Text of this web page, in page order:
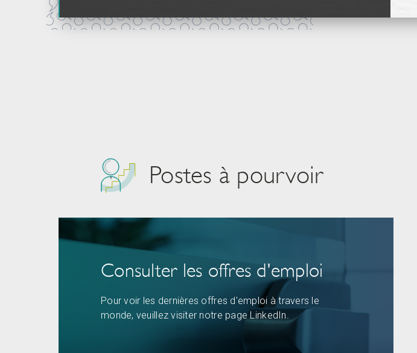
Postes à pourvoir
Consulter les offres d'emploi
Pour voir les dernières offres d'emploi à travers le
monde, veuillez visiter notre page LinkedIn.